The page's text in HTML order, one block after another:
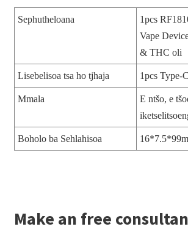
Sephutheloana
1pcs
Vape
& THC oli
Lisebelisoa tsa ho tjhaja 1pcs Type-
Mmala
E ntšo, e
Boholo ba Sehlahisoa
Make an free